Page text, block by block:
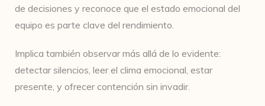
de decisiones y reconoce que el estado emocional del
equipo es parte clave del rendimiento.
Implica también observar más allá de lo evidente:
detectar silencios, leer el clima emocional, estar
presente, y ofrecer contención sin invadir.